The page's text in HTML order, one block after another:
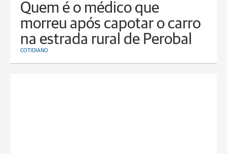
Quem é o médico que
morreu após capotar o carro
na estrada rural de Perobal
COTIDIANO